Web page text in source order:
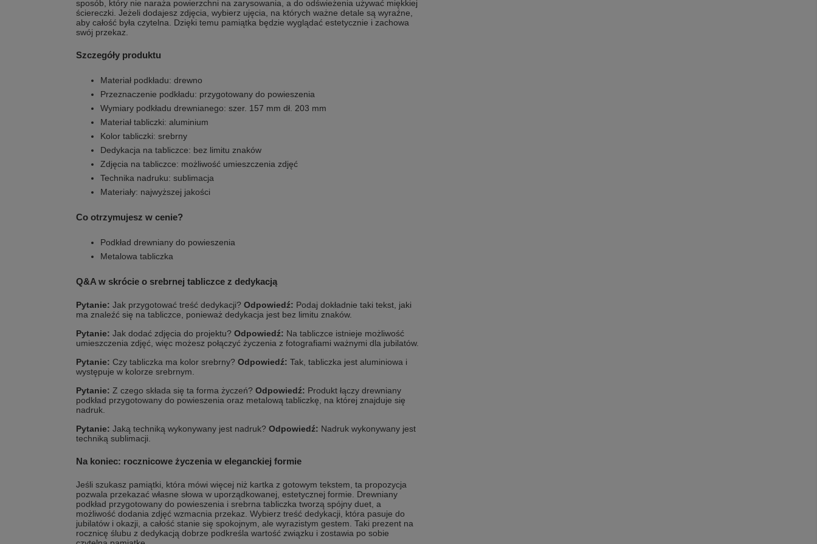
sposób, który nie naraża powierzchni na zarysowania, a do odświeżenia używać miękkiej
ściereczki. Jeżeli dodajesz zdjęcia, wybierz ujęcia, na których ważne detale są wyraźne,
aby całość była czytelna. Dzięki temu pamiątka będzie wyglądać estetycznie i zachowa
swój przekaz.
Szczegóły produktu
Materiał podkładu: drewno
Przeznaczenie podkładu: przygotowany do powieszenia
Wymiary podkładu drewnianego: szer. 157 mm dł. 203 mm
Materiał tabliczki: aluminium
Kolor tabliczki: srebrny
Dedykacja na tabliczce: bez limitu znaków
Zdjęcia na tabliczce: możliwość umieszczenia zdjęć
Technika nadruku: sublimacja
Materiały: najwyższej jakości
Co otrzymujesz w cenie?
Podkład drewniany do powieszenia
Metalowa tabliczka
Q&A w skrócie o srebrnej tabliczce z dedykacją
Pytanie: Jak przygotować treść dedykacji? Odpowiedź: Podaj dokładnie taki tekst, jaki
ma znaleźć się na tabliczce, ponieważ dedykacja jest bez limitu znaków.
Pytanie: Jak dodać zdjęcia do projektu? Odpowiedź: Na tabliczce istnieje możliwość
umieszczenia zdjęć, więc możesz połączyć życzenia z fotografiami ważnymi dla jubilatów.
Pytanie: Czy tabliczka ma kolor srebrny? Odpowiedź: Tak, tabliczka jest aluminiowa i
występuje w kolorze srebrnym.
Pytanie: Z czego składa się ta forma życzeń? Odpowiedź: Produkt łączy drewniany
podkład przygotowany do powieszenia oraz metalową tabliczkę, na której znajduje się
nadruk.
Pytanie: Jaką techniką wykonywany jest nadruk? Odpowiedź: Nadruk wykonywany jest
techniką sublimacji.
Na koniec: rocznicowe życzenia w eleganckiej formie
Jeśli szukasz pamiątki, która mówi więcej niż kartka z gotowym tekstem, ta propozycja
pozwala przekazać własne słowa w uporządkowanej, estetycznej formie. Drewniany
podkład przygotowany do powieszenia i srebrna tabliczka tworzą spójny duet, a
możliwość dodania zdjęć wzmacnia przekaz. Wybierz treść dedykacji, która pasuje do
jubilatów i okazji, a całość stanie się spokojnym, ale wyrazistym gestem. Taki prezent na
rocznicę ślubu z dedykacją dobrze podkreśla wartość związku i zostawia po sobie